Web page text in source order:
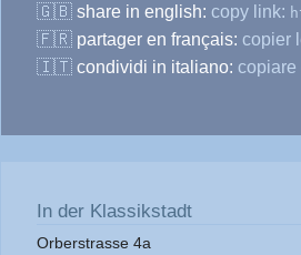
🇬🇧 share in english: copy link:
🇫🇷 partager en français: copier
🇮🇹 condividi in italiano: copiare
In der Klassikstadt
Orberstrasse 4a